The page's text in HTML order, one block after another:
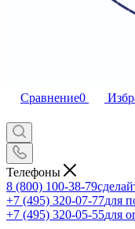
Сравнение0
Телефоны
8 (800) 100-38-79
+7 (495) 320-07-77для
+7 (495) 320-05-55для